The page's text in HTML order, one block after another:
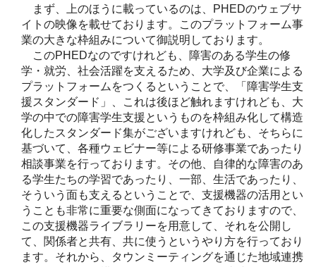
まず、上のほうに載っているのは、PHEDのウェブサ
イトの映像を載せております。このプラットフォーム事
業の大きな枠組みについて御説明しております。
このPHEDなのですけれども、障害のある学生の修
学・就労、社会活躍を支えるため、大学及び企業による
プラットフォームをつくるということで、「障害学生支
援スタンダード」、これは後ほど触れますけれども、大
学の中での障害学生支援というものを枠組み化して構造
化したスタンダード集がございますけれども、そちらに
基づいて、各種ウェビナー等による研修事業であったり
相談事業を行っております。その他、自律的な障害のあ
る学生たちの学習であったり、一部、生活であったり、
そういう面も支えるということで、支援機器の活用とい
うことも非常に重要な側面になってきておりますので、
この支援機器ライブラリーを用意して、それを公開し
て、関係者と共有、共に使うというやり方を行っており
ます。それから、タウンミーティングを通じた地域連携